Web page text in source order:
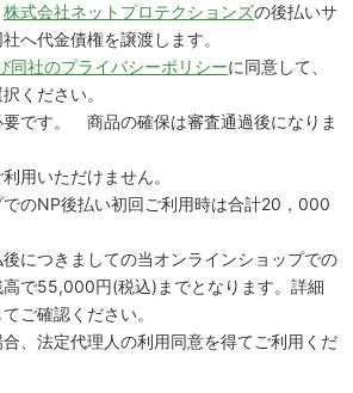
株式会社ネットプロテクションズの後払いサ
へ代金債権を譲渡します。
同社のプライバシーポリシーに同意して、
ください。
要です。 商品の確保は審査通過後になりま
用いただけません。
のNP後払い初回ご利用時は合計20，000
につきましての当オンラインショップでの
高で55,000円(税込)までとなります。詳細
ご確認ください。
、法定代理人の利用同意を得てご利用くだ